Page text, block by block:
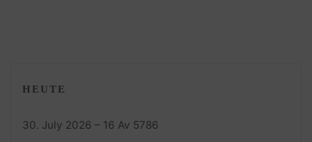
HEUTE
30. July 2026 – 16 Av 5786